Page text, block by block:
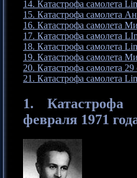
14. Катастрофа самолета
15. Катастрофа самолета
16. Катастрофа самолета
17. Катастрофа самолета
18. Катастрофа самолета
19. Катастрофа самолета
20. Катастрофа самолета 29
21. Катастрофа самолета
1.Катастрофа
февраля 1971